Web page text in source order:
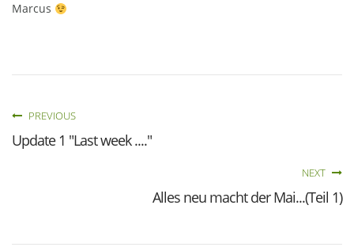
Marcus
PREVIOUS
Update 1 "Last week ...."
NEXT
Alles neu macht der Mai...(Teil 1)